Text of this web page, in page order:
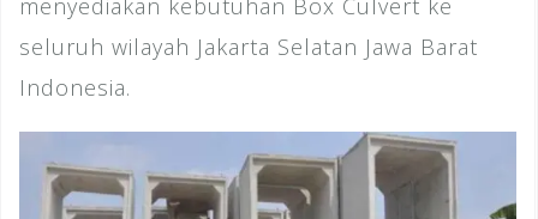
seluruh wilayah Jakarta Selatan Jawa Barat
Indonesia.